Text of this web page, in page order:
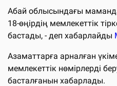
Абай облысындағы
18-өңірдің мемлекеттік
бастады, - деп хабарлайды
Азаматтарға арналған
мемлекеттік нөмірлерді
басталғанын хабарлады.